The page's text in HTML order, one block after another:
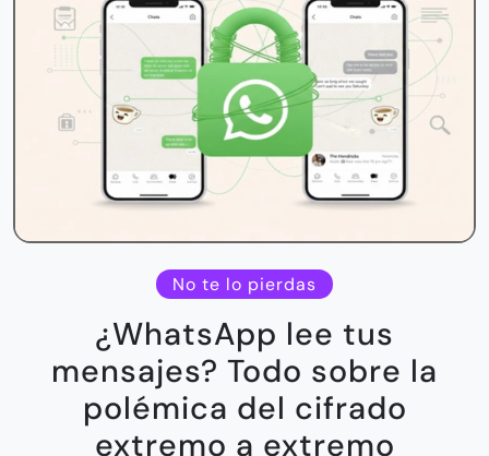
No te lo pierdas
¿WhatsApp lee tus
mensajes? Todo sobre la
polémica del cifrado
extremo a extremo